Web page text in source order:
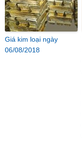
Giá kim loại ngày
06/08/2018